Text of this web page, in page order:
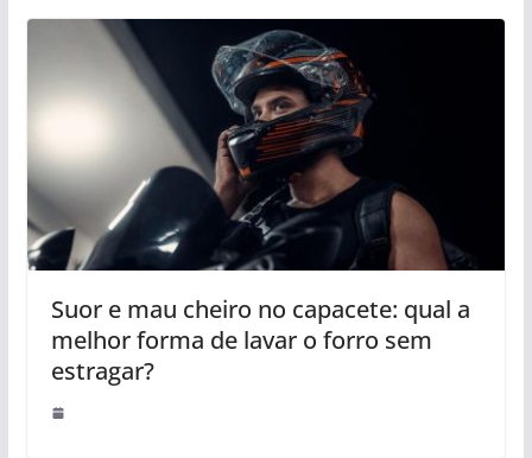
Suor e mau cheiro no capacete: qual a
melhor forma de lavar o forro sem
estragar?